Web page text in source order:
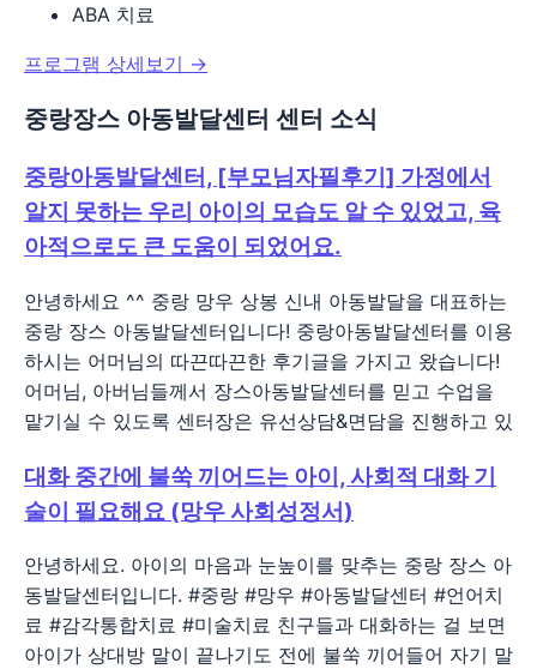
ABA 치료
프로그램 상세보기 →
중랑장스 아동발달센터 센터 소식
중랑아동발달센터, [부모님자필후기] 가정에서
알지 못하는 우리 아이의 모습도 알 수 있었고, 육
아적으로도 큰 도움이 되었어요.
안녕하세요 ^^ 중랑 망우 상봉 신내 아동발달을 대표하는
중랑 장스 아동발달센터입니다! 중랑아동발달센터를 이용
하시는 어머님의 따끈따끈한 후기글을 가지고 왔습니다!
어머님, 아버님들께서 장스아동발달센터를 믿고 수업을
맡기실 수 있도록 센터장은 유선상담&면담을 진행하고 있
대화 중간에 불쑥 끼어드는 아이, 사회적 대화 기
술이 필요해요 (망우 사회성정서)
안녕하세요. 아이의 마음과 눈높이를 맞추는 중랑 장스 아
동발달센터입니다. #중랑 #망우 #아동발달센터 #언어치
료 #감각통합치료 #미술치료 친구들과 대화하는 걸 보면
아이가 상대방 말이 끝나기도 전에 불쑥 끼어들어 자기 말